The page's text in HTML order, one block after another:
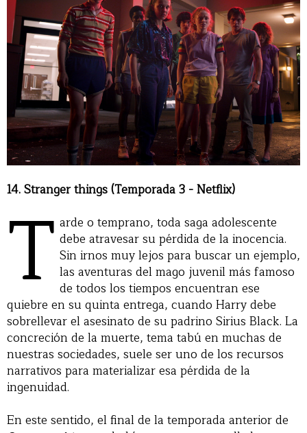
14. Stranger things (Temporada 3 - Netflix)
T arde o temprano, toda saga adolescente
debe atravesar su pérdida de la inocencia.
Sin irnos muy lejos para buscar un ejemplo,
las aventuras del mago juvenil más famoso
de todos los tiempos encuentran ese
quiebre en su quinta entrega, cuando Harry debe
sobrellevar el asesinato de su padrino Sirius Black. La
concreción de la muerte, tema tabú en muchas de
nuestras sociedades, suele ser uno de los recursos
narrativos para materializar esa pérdida de la
ingenuidad.
En este sentido, el final de la temporada anterior de